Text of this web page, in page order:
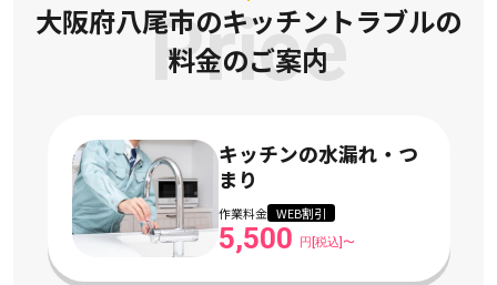
Price
大阪府八尾市のキッチントラブルの
料金のご案内
キッチンの水漏れ・つ
まり
作業料金 WEB割引
5,500 円[税込]〜